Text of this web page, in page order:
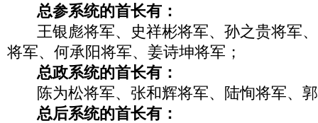
总参系统的首长有：
王银彪将军、史祥彬将军、孙之贵将军、
将军、何承阳将军、姜诗坤将军；
总政系统的首长有：
陈为松将军、张和辉将军、陆恂将军、
总后系统的首长有：